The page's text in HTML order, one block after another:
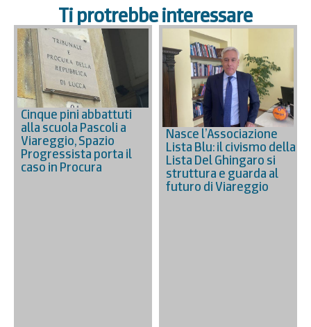
Ti protrebbe interessare
Cinque pini abbattuti
alla scuola Pascoli a
Viareggio, Spazio
Progressista porta il
caso in Procura
Nasce l’Associazione
Lista Blu: il civismo della
Lista Del Ghingaro si
struttura e guarda al
futuro di Viareggio